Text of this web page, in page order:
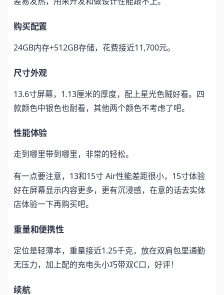
购买配置
24GB内存+512GB存储，花费接近11,700元。
尺寸外观
13.6寸屏幕，1.13厘米的厚度，配上星光色贼好看。四
款颜色中银色也耐看，其他两个颜色不考虑了吧。
性能体验
走到哪里带到哪里，非常的轻松。
有一点要注意，13和15寸 Air性能差距很小，15寸体验
好在屏幕显示内容更多，更有沉浸感，在意的话去实体
店体验一下再购买吧。
重量和便携性
定位是轻薄本，重量接近1.25千克，放在双肩包里通勤
无压力，加上配的充电头小巧带双C口，好评！
续航